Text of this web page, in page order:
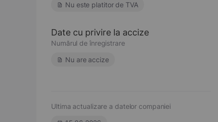
Nu este platitor de TVA
Date cu privire la accize
Numărul de înregistrare
Nu are accize
Ultima actualizare a datelor companiei